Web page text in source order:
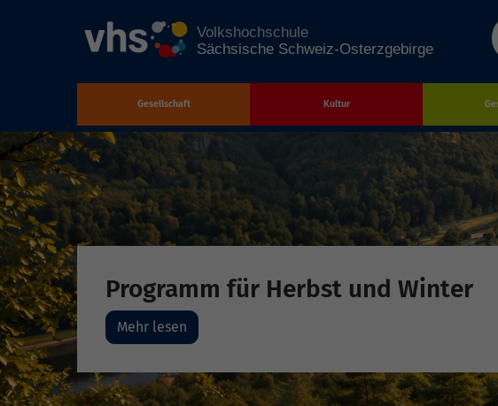
Zum Hauptinhalt springen
Gesellschaft Kultur
Programm für Herbst und Winter
Mehr lesen